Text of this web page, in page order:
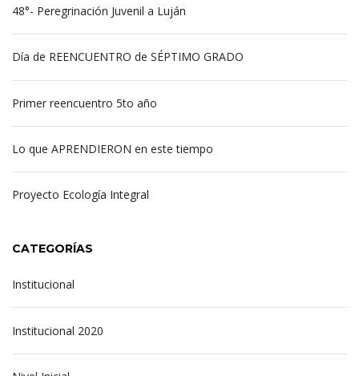
48°- Peregrinación Juvenil a Luján
Día de REENCUENTRO de SÉPTIMO GRADO
Primer reencuentro 5to año
Lo que APRENDIERON en este tiempo
Proyecto Ecología Integral
CATEGORÍAS
Institucional
Institucional 2020